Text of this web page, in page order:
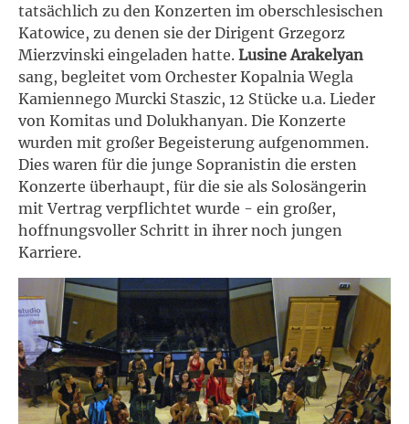
tatsächlich zu den Konzerten im oberschlesischen
Katowice, zu denen sie der Dirigent Grzegorz
Mierzvinski eingeladen hatte. Lusine Arakelyan
sang, begleitet vom Orchester Kopalnia Wegla
Kamiennego Murcki Staszic, 12 Stücke u.a. Lieder
von Komitas und Dolukhanyan. Die Konzerte
wurden mit großer Begeisterung aufgenommen.
Dies waren für die junge Sopranistin die ersten
Konzerte überhaupt, für die sie als Solosängerin
mit Vertrag verpflichtet wurde - ein großer,
hoffnungsvoller Schritt in ihrer noch jungen
Karriere.